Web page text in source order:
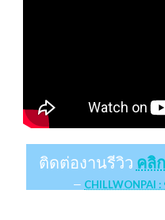
ติดต่องานรีวิว คลิ
CHILLWONPAI